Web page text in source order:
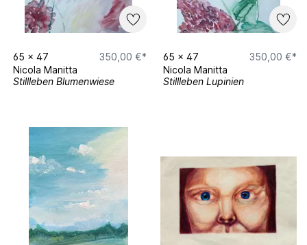
65 x 47
350,00 €*
Nicola Manitta
Stillleben Blumenwiese
65 x 47
350,00 €*
Nicola Manitta
Stillleben Lupinien